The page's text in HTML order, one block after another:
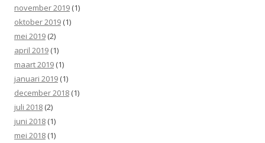
november 2019 (1)
oktober 2019 (1)
mei 2019 (2)
april 2019 (1)
maart 2019 (1)
januari 2019 (1)
december 2018 (1)
juli 2018 (2)
juni 2018 (1)
mei 2018 (1)